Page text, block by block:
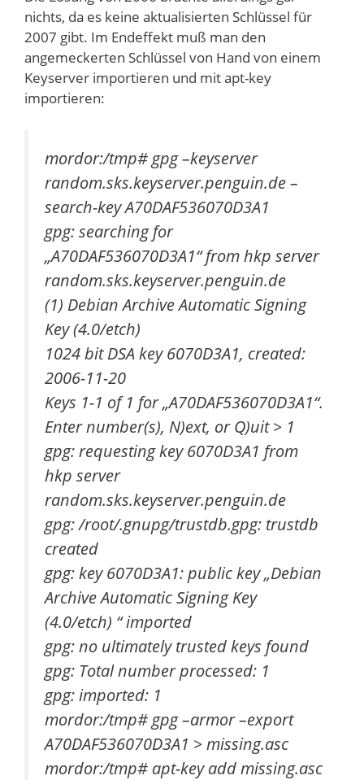
nichts, da es keine aktualisierten Schlüssel für
2007 gibt. Im Endeffekt muß man den
angemeckerten Schlüssel von Hand von einem
Keyserver importieren und mit apt-key
importieren:
mordor:/tmp# gpg –keyserver
random.sks.keyserver.penguin.de –
search-key A70DAF536070D3A1
gpg: searching for
„A70DAF536070D3A1“ from hkp server
random.sks.keyserver.penguin.de
(1) Debian Archive Automatic Signing
Key (4.0/etch)
1024 bit DSA key 6070D3A1, created:
2006-11-20
Keys 1-1 of 1 for „A70DAF536070D3A1“.
Enter number(s), N)ext, or Q)uit > 1
gpg: requesting key 6070D3A1 from
hkp server
random.sks.keyserver.penguin.de
gpg: /root/.gnupg/trustdb.gpg: trustdb
created
gpg: key 6070D3A1: public key „Debian
Archive Automatic Signing Key
(4.0/etch) “ imported
gpg: no ultimately trusted keys found
gpg: Total number processed: 1
gpg: imported: 1
mordor:/tmp# gpg –armor –export
A70DAF536070D3A1 > missing.asc
mordor:/tmp# apt-key add missing.asc